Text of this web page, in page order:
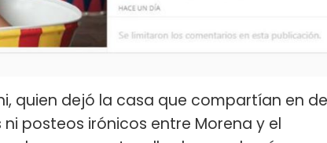
quien dejó la casa que compartían en de
posteos irónicos entre Morena y el